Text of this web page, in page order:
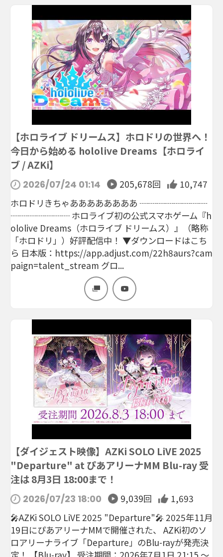
【ホロライブ ドリームス】ホロドリの世界へ！
今日から始める hololive Dreams【ホロライ
ブ / AZKi】
2026/07/24 01:14 205,678回
10,747
ホロドリきちゃああああああああ ┈┈┈┈┈┈┈┈
┈┈┈┈┈┈┈ ホロライブ初の公式スマホゲーム『h
ololive Dreams（ホロライブ ドリームス）』（略称
「ホロドリ」）好評配信中！ ▼ダウンロードはこち
ら 日本版：https://app.adjust.com/22h8aurs?cam
paign=talent_stream グロ...
【ダイジェスト映像】AZKi SOLO LiVE 2025
"Departure" at ぴあアリーナMM Blu-ray 受
注は 8月3日 18:00まで！
2026/07/23 18:00 9,039回
1,693
🎤AZKi SOLO LiVE 2025 "Departure"🎤 2025年11月
19日にぴあアリーナMMで開催された、 AZKi初のソ
ロアリーナライブ「Departure」のBlu-rayが発売決